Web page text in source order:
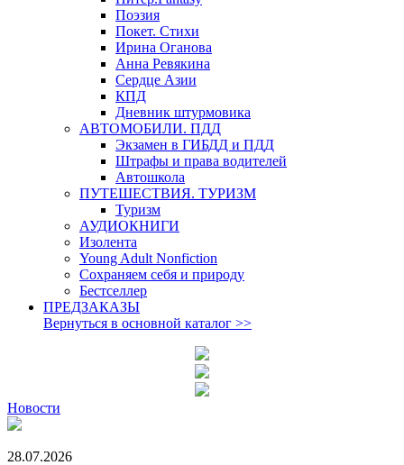
Поэзия
Покет. Стихи
Ирина Оганова
Анна Ревякина
Сердце Азии
КПД
Дневник штурмовика
АВТОМОБИЛИ. ПДД
Экзамен в ГИБДД и ПДД
Штрафы и права водителей
Автошкола
ПУТЕШЕСТВИЯ. ТУРИЗМ
Туризм
АУДИОКНИГИ
Изолента
Young Adult Nonfiction
Сохраняем себя и природу
Бестселлер
ПРЕДЗАКАЗЫ
Вернуться в основной каталог >>
Новости
28.07.2026